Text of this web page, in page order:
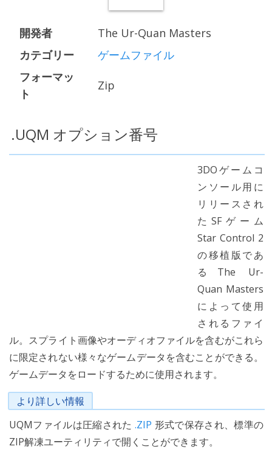
開発者
The Ur-Quan Masters
カテゴリー
ゲームファイル
フォーマッ
ト
Zip
.UQM オプション番号
3DOゲームコ
ンソール用に
リリースされ
たSFゲーム
Star Control 2
の移植版であ
るThe Ur-
Quan Masters
によって使用
されるファイ
ル。スプライト画像やオーディオファイルを含むがこれら
に限定されない様々なゲームデータを含むことができる。
ゲームデータをロードするために使用されます。
より詳しい情報
UQMファイルは圧縮された.ZIP 形式で保存され、標準の
ZIP解凍ユーティリティで開くことができます。